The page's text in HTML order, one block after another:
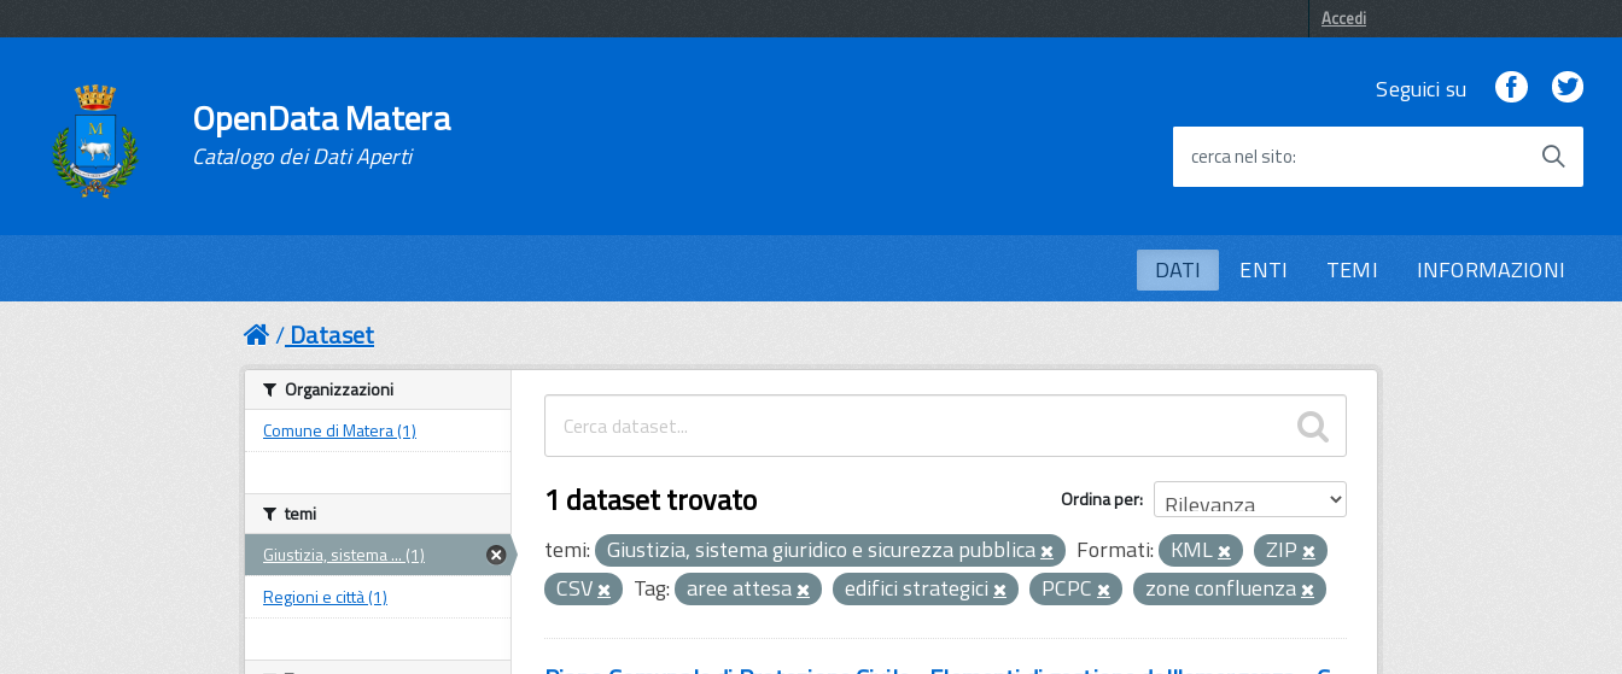
Accedi
OpenData Matera
Catalogo dei Dati Aperti
Seguici su Facebook
cerca nel sito
DATI ENTI TEMI INFORMAZIONI
Dataset
Ordina per
1 dataset trovato
temi: Giustizia, sistema giuridico e sicurezza pubblica Formati: KML
ZIP
CSV
Tag: aree attesa edifici strategici PCPC zone confluenza
Organizzazioni
Comune di Matera (1)
temi
Giustizia, sistema ... (1)
Regioni e città (1)